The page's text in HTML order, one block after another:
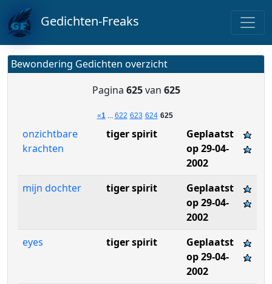
Gedichten-Freaks
Bewondering Gedichten overzicht
Pagina 625van 625
«1... 622 623 624 625
onzichtbare
krachten
tiger spirit
Geplaatst
op 29-04-
2002
mijn dochter
tiger spirit
Geplaatst
op 29-04-
2002
eyes
tiger spirit
Geplaatst
op 29-04-
2002